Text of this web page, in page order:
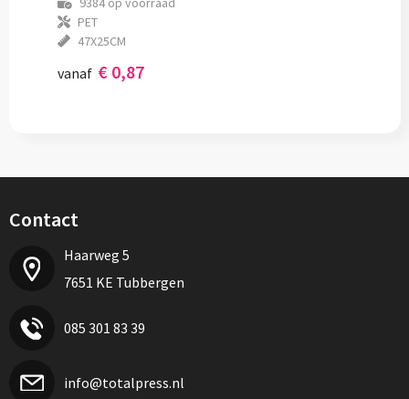
PET
47X25CM
vanaf € 0,87
Contact
Haarweg 5
7651 KE Tubbergen
085 301 83 39
info@totalpress.nl